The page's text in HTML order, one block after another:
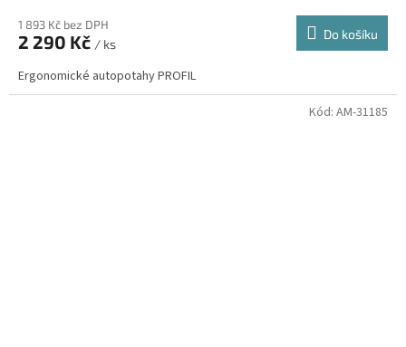
1 893 Kč bez DPH
2 290 Kč / ks
Do košíku
Ergonomické autopotahy PROFIL
Kód: AM-31185